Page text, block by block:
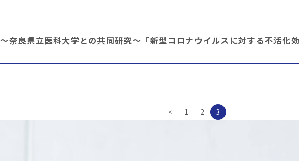
～奈良県立医科大学との共同研究～「新型コロナウイルスに対する不活化
< 1 2 3